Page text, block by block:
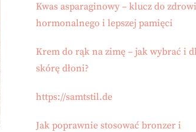
Kwas asparaginowy – klucz do
hormonalnego i lepszej pamięci
Krem do rąk na zimę – jak wybrać i
skórę dłoni?
https://samtstil.de
Jak poprawnie stosować bronzer i